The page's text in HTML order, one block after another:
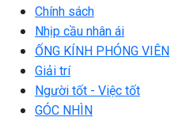
Chính sách
Nhịp cầu nhân ái
ỐNG KÍNH PHÓNG VIÊN
Giải trí
Người tốt - Việc tốt
GÓC NHÌN